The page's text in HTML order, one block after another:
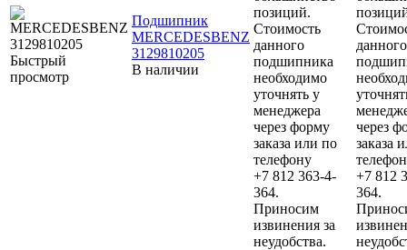
Быстрый
просмотр
Подшипник
MERCEDESBENZ
3129810205
В наличии
позиций.
Стоимость
данного
подшипника
необходимо
уточнять у
менеджера
через форму
заказа или по
телефону
+7 812 363-4-
364.
Приносим
извинения за
неудобства.
данного
через
заказа
+7 812
364.